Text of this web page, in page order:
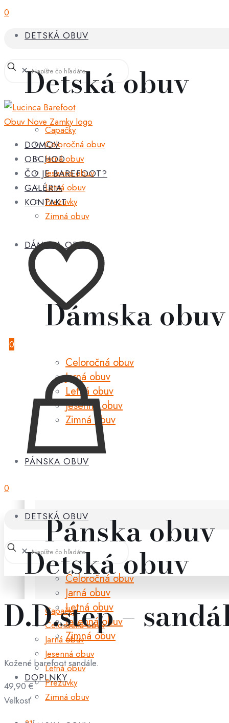
0
DETSKÁ OBUV
Detská obuv
Capačky
Celoročná obuv
Jarná obuv
Jesenná obuv
Letná obuv
Prezuvky
Zimná obuv
DÁMSKA OBUV
Dámska obuv
Celoročná obuv
Jarná obuv
Letná obuv
Jesenná obuv
Zimná obuv
PÁNSKA OBUV
Pánska obuv
Celoročná obuv
Jarná obuv
Letná obuv
Jesenná obuv
Zimná obuv
DOPLNKY
✕
DOMOV
OBCHOD
ČO JE BAREFOOT?
GALÉRIA
KONTAKT
0
0
DETSKÁ OBUV
Detská obuv
Capačky
Celoročná obuv
Jarná obuv
Jesenná obuv
Letná obuv
Prezuvky
Zimná obuv
✕
D.D.step –
Kožené barefoot sandále.
49,90€
Veľkosť